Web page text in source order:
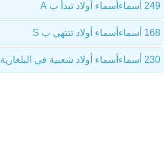
أسماء أولاد تبدأ ب A 249 أسماء
أسماء أولاد تنتهي ب S 168 أسماء
أسماء أولاد شعبية في البلغارية 230 أسماء